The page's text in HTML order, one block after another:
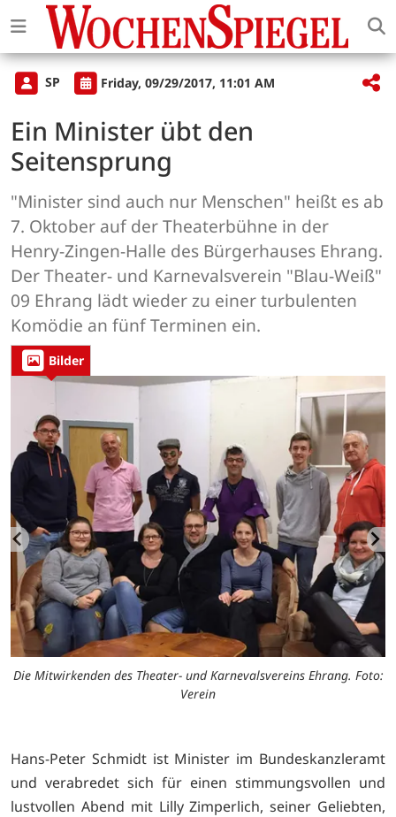
SP Friday, 09/29/2017, 11:01 AM
Ein Minister übt den
Seitensprung
"Minister sind auch nur Menschen" heißt es ab
7. Oktober auf der Theaterbühne in der
Henry-Zingen-Halle des Bürgerhauses Ehrang.
Der Theater- und Karnevalsverein "Blau-Weiß"
09 Ehrang lädt wieder zu einer turbulenten
Komödie an fünf Terminen ein.
Bilder
Die Mitwirkenden des Theater- und Karnevalsvereins Ehrang. Foto:
Verein
Hans-Peter Schmidt ist Minister im Bundeskanzleramt
und verabredet sich für einen stimmungsvollen und
lustvollen Abend mit Lilly Zimperlich, seiner Geliebten,